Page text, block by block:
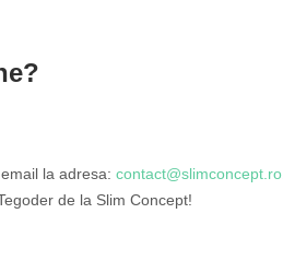
la adresa: contact@slimconcept.ro
de la Slim Concept!